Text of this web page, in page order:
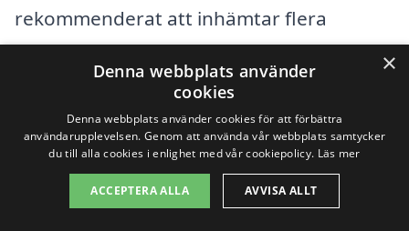
rekommenderat att inhämtar flera
offerter för att kunna jämföra kostnader
och kvalitet. Genom vår plattform, xn--
taktvtt-kostnad-4kb.se, kan du enkelt
hitta och kontakta företag som
specialiserar sig på taktvätt i dessa
närliggande städer. Vi samlar in
×
Denna webbplats använder
cookies
Denna webbplats använder cookies för att förbättra
användarupplevelsen. Genom att använda vår webbplats samtycker
du till alla cookies i enlighet med vår cookiepolicy. Läs mer
ACCEPTERA ALLA AVVISA ALLT